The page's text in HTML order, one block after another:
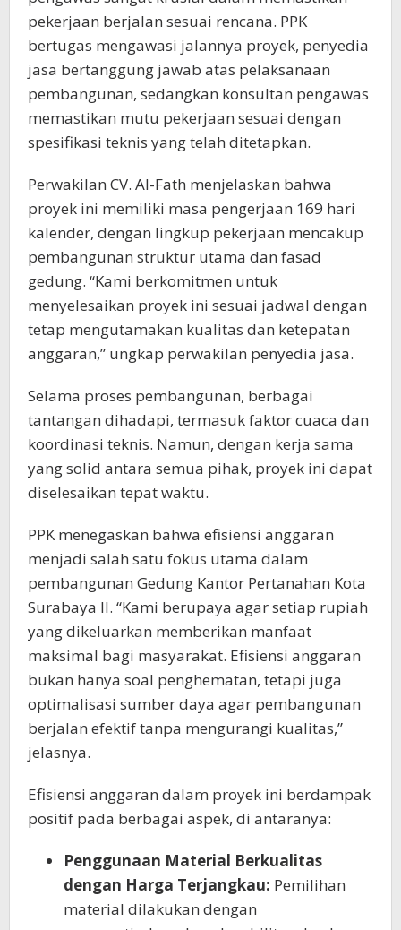
pekerjaan berjalan sesuai rencana. PPK
bertugas mengawasi jalannya proyek, penyedia
jasa bertanggung jawab atas pelaksanaan
pembangunan, sedangkan konsultan pengawas
memastikan mutu pekerjaan sesuai dengan
spesifikasi teknis yang telah ditetapkan.
Perwakilan CV. Al-Fath menjelaskan bahwa
proyek ini memiliki masa pengerjaan 169 hari
kalender, dengan lingkup pekerjaan mencakup
pembangunan struktur utama dan fasad
gedung. “Kami berkomitmen untuk
menyelesaikan proyek ini sesuai jadwal dengan
tetap mengutamakan kualitas dan ketepatan
anggaran,” ungkap perwakilan penyedia jasa.
Selama proses pembangunan, berbagai
tantangan dihadapi, termasuk faktor cuaca dan
koordinasi teknis. Namun, dengan kerja sama
yang solid antara semua pihak, proyek ini dapat
diselesaikan tepat waktu.
PPK menegaskan bahwa efisiensi anggaran
menjadi salah satu fokus utama dalam
pembangunan Gedung Kantor Pertanahan Kota
Surabaya II. “Kami berupaya agar setiap rupiah
yang dikeluarkan memberikan manfaat
maksimal bagi masyarakat. Efisiensi anggaran
bukan hanya soal penghematan, tetapi juga
optimalisasi sumber daya agar pembangunan
berjalan efektif tanpa mengurangi kualitas,”
jelasnya.
Efisiensi anggaran dalam proyek ini berdampak
positif pada berbagai aspek, di antaranya:
Penggunaan Material Berkualitas
dengan Harga Terjangkau: Pemilihan
material dilakukan dengan